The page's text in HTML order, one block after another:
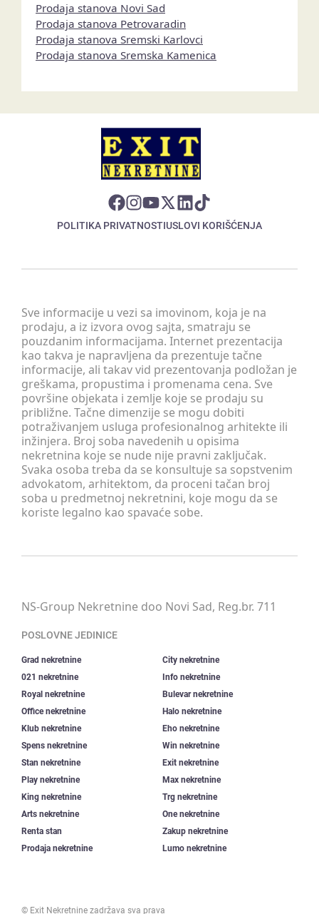
Prodaja stanova Novi Sad
Prodaja stanova Petrovaradin
Prodaja stanova Sremski Karlovci
Prodaja stanova Sremska Kamenica
POLITIKA PRIVATNOSTIUSLOVI KORIŠĆENJA
Sve informacije u vezi sa imovinom, koja je na
prodaju, a iz izvora ovog sajta, smatraju se
pouzdanim informacijama. Internet prezentacija
kao takva je napravljena da prezentuje tačne
informacije, ali takav vid prezentovanja podložan je
greškama, propustima i promenama cena. Sve
površine objekata i zemlje koje se prodaju su
približne. Tačne dimenzije se mogu dobiti
potraživanjem usluga profesionalnog arhitekte ili
inžinjera. Broj soba navedenih u opisima
nekretnina koje se nude nije pravni zaključak.
Svaka osoba treba da se konsultuje sa sopstvenim
advokatom, arhitektom, da proceni tačan broj
soba u predmetnoj nekretnini, koje mogu da se
koriste legalno kao spavaće sobe.
NS-Group Nekretnine doo Novi Sad, Reg.br. 711
POSLOVNE JEDINICE
Grad nekretnine
City nekretnine
021 nekretnine
Info nekretnine
Royal nekretnine
Bulevar nekretnine
Office nekretnine
Halo nekretnine
Klub nekretnine
Eho nekretnine
Spens nekretnine
Win nekretnine
Stan nekretnine
Exit nekretnine
Play nekretnine
Max nekretnine
King nekretnine
Trg nekretnine
Arts nekretnine
One nekretnine
Renta stan
Zakup nekretnine
Prodaja nekretnine
Lumo nekretnine
© Exit Nekretnine zadržava sva prava